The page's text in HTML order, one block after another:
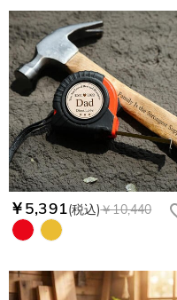
￥5,391(税込)￥10,440